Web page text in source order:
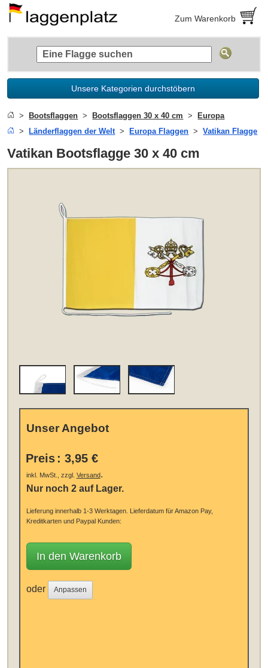
Zum Warenkorb
Unsere Kategorien durchstöbern
Bootsflaggen Bootsflaggen 30 x 40 cm
Europa
Länderflaggen der Welt
Europa Flaggen Vatikan Flagge
Vatikan Bootsflagge 30 x 40 cm
Unser Angebot
Preis : 3,95 €
inkl. MwSt., zzgl. Versand.
Nur noch 2 auf Lager.
Lieferung innerhalb 1-3 Werktagen. Lieferdatum für Amazon Pay,
Kreditkarten und Paypal Kunden:
In den Warenkorb
oder Anpassen